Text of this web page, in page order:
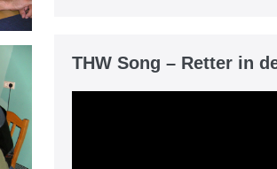
THW Song – Retter in